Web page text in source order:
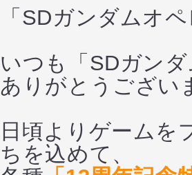
「SDガンダムオ
いつも「SDガン
ありがとうござい
日頃よりゲームを
ちを込めて、